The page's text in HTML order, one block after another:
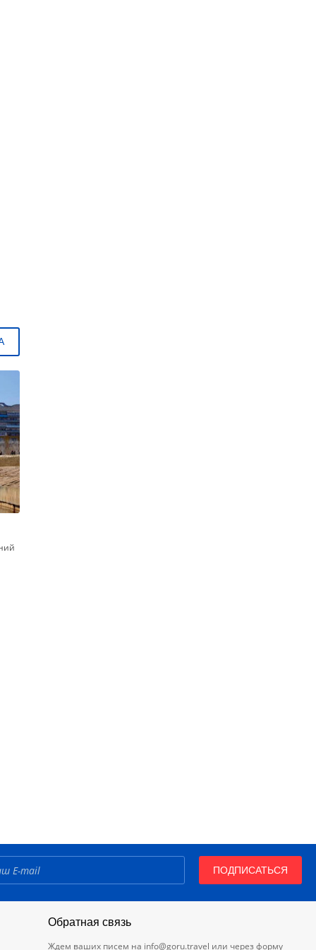
ПОДПИСАТЬСЯ
Обратная связь
Ждем ваших писем на info@goru.travel или через форму